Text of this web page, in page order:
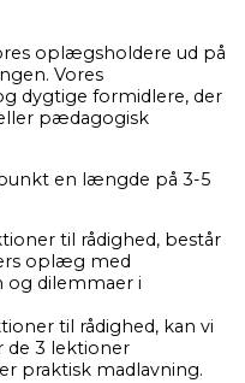
oplægsholdere ud på
Vores
dygtige formidlere, der
pædagogisk
en længde på 3-5
til rådighed, består
oplæg med
og dilemmaer i
til rådighed, kan vi
de 3 lektioner
praktisk madlavning.